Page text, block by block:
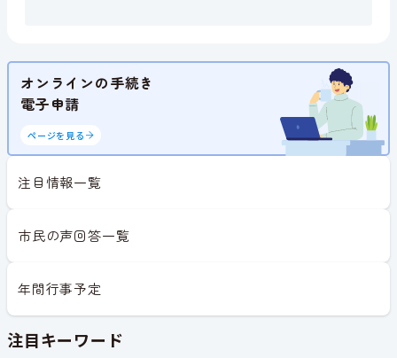
オンラインの手続き
電子申請
ページを見る
注目情報一覧
市民の声回答一覧
年間行事予定
注目キーワード